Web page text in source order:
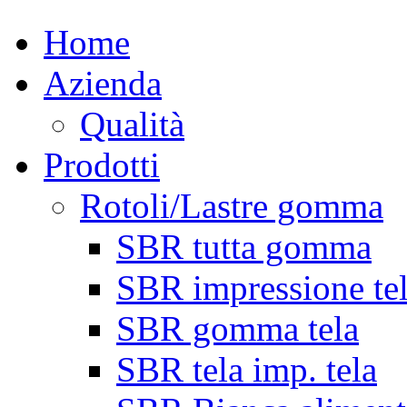
Home
Azienda
Qualità
Prodotti
Rotoli/Lastre gomma
SBR tutta gomma
SBR impressione
SBR gomma tela
SBR tela imp. tela